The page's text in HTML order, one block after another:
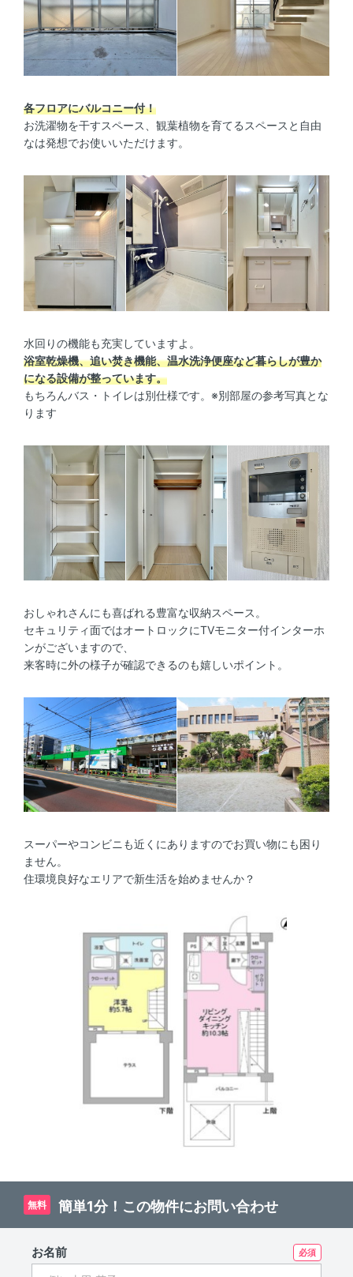
各フロアにバルコニー付！
お洗濯物を干すスペース、観葉植物を育てるスペースと自由
なは発想でお使いいただけます。
水回りの機能も充実していますよ。
浴室乾燥機、追い焚き機能、温水洗浄便座など暮らしが豊か
になる設備が整っています。
もちろんバス・トイレは別仕様です。※別部屋の参考写真とな
ります
おしゃれさんにも喜ばれる豊富な収納スペース。
セキュリティ面ではオートロックにTVモニター付インターホ
ンがございますので、
来客時に外の様子が確認できるのも嬉しいポイント。
スーパーやコンビニも近くにありますのでお買い物にも困り
ません。
住環境良好なエリアで新生活を始めませんか？
無料 簡単1分！この物件にお問い合わせ
お名前